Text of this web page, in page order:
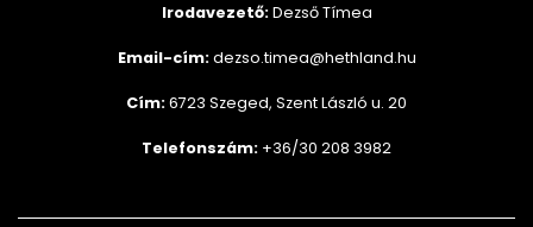
Irodavezető:Dezső Tímea
Email-cím: dezso.timea@hethland.hu
Cím:6723 Szeged, Szent László u. 20
Telefonszám: +36/30 208 3982